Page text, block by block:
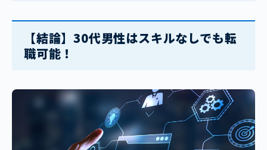
【結論】30代男性はスキルなしでも転
職可能！